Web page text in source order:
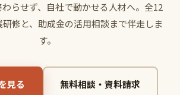
わらせず、自社で動かせる人材へ。全12
修と、助成金の活用相談まで伴走しま
す。
見る 無料相談・資料請求